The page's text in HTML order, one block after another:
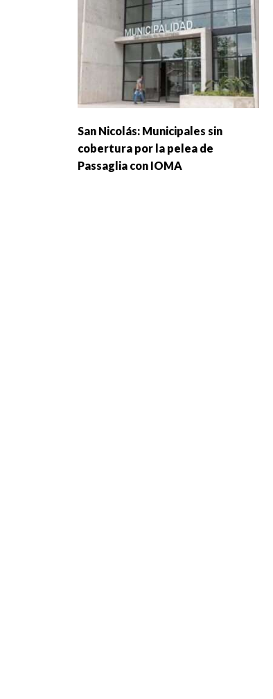
San Nicolás: Municipales sin
cobertura por la pelea de
Passaglia con IOMA